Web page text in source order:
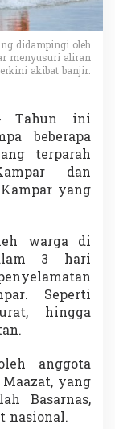
didampingi oleh
menyusuri aliran
akibat banjir.
Tahun ini
beberapa
terparah
dan
yang
warga di
3 hari
Seperti
hingga
anggota
yang
Basarnas,
nasional.